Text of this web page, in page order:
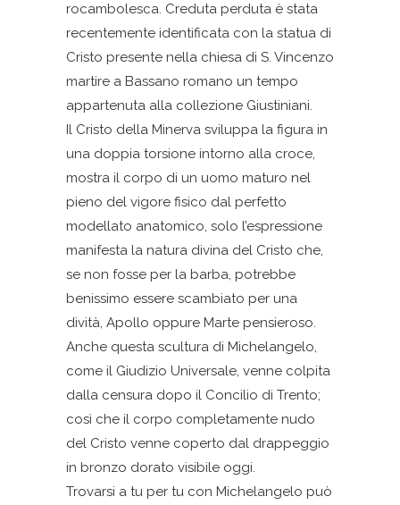
rocambolesca. Creduta perduta è stata
recentemente identificata con la statua di
Cristo presente nella chiesa di S. Vincenzo
martire a Bassano romano un tempo
appartenuta alla collezione Giustiniani.
Il Cristo della Minerva sviluppa la figura in
una doppia torsione intorno alla croce,
mostra il corpo di un uomo maturo nel
pieno del vigore fisico dal perfetto
modellato anatomico, solo l’espressione
manifesta la natura divina del Cristo che,
se non fosse per la barba, potrebbe
benissimo essere scambiato per una
dività, Apollo oppure Marte pensieroso.
Anche questa scultura di Michelangelo,
come il Giudizio Universale, venne colpita
dalla censura dopo il Concilio di Trento;
così che il corpo completamente nudo
del Cristo venne coperto dal drappeggio
in bronzo dorato visibile oggi.
Trovarsi a tu per tu con Michelangelo può